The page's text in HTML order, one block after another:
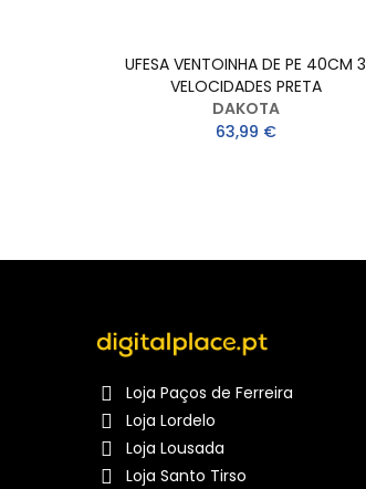
UFESA VENTOINHA DE PE 40CM 3
VELOCIDADES PRETA
DAKOTA
63,99 €
Loja Paços de Ferreira
Loja Lordelo
Loja Lousada
Loja Santo Tirso